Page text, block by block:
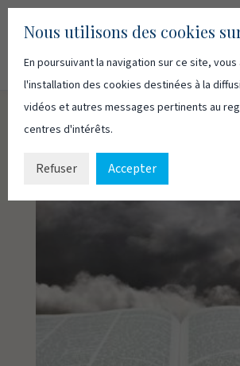
Nous utilisons des cookies
En poursuivant la navigation sur ce site,
l'installation des cookies destinées à la
vidéos et autres messages pertinents au
centres d'intérêts.
Refuser Accepter